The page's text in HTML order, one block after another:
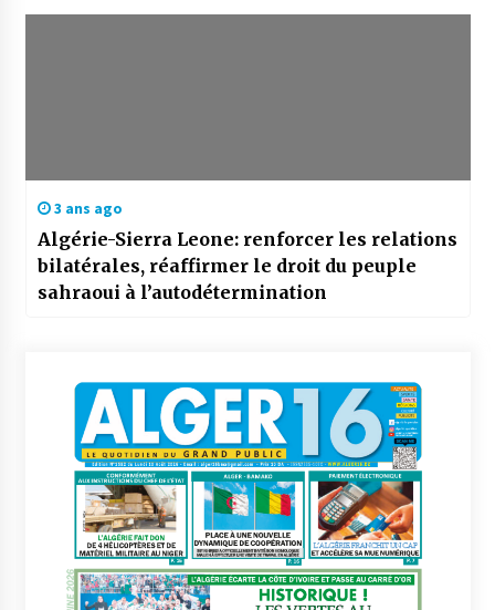
3 ans ago
Algérie-Sierra Leone: renforcer les relations
bilatérales, réaffirmer le droit du peuple
sahraoui à l’autodétermination